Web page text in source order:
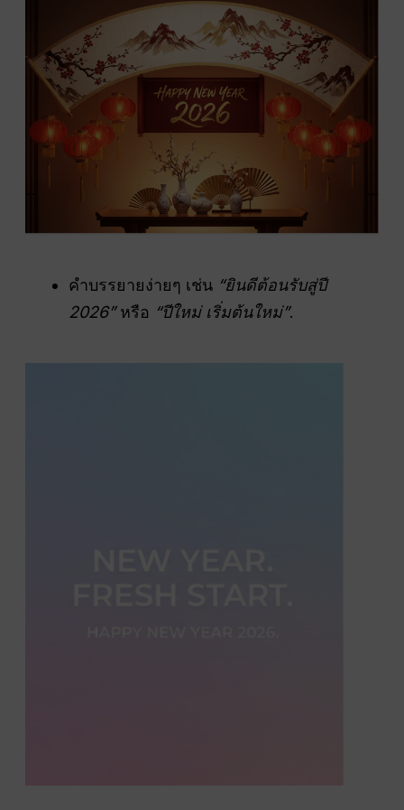
คำบรรยายง่ายๆ เช่น “ยินดีต้อนรับสู่ปี
2026”หรือ “ปีใหม่ เริ่มต้นใหม่”.